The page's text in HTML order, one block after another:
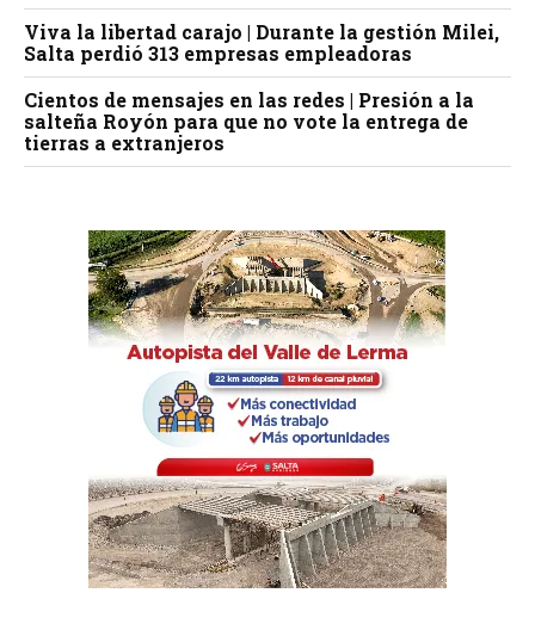
Viva la libertad carajo | Durante la gestión Milei,
Salta perdió 313 empresas empleadoras
Cientos de mensajes en las redes | Presión a la
salteña Royón para que no vote la entrega de
tierras a extranjeros